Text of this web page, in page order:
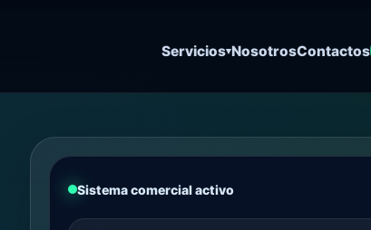
Servicios NosotrosContactos
Sistema comercial activo